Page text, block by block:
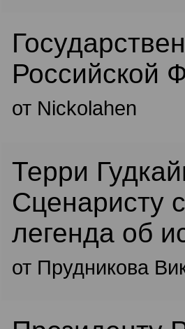
Российской
от Nickolahen
Терри
Сценаристу
легенда об
от Прудникова